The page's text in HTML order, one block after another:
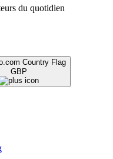
du quotidien
GBP